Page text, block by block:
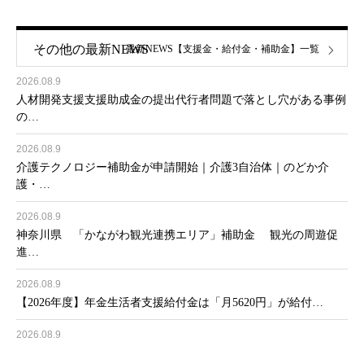
その他の最新NEWS
2026.08.9
人材開発支援支援助成金の提出代行者問題で落とし穴がある事例
の…
2026.08.9
介護テクノロジー補助金が申請開始｜介護3自治体｜のどか介
護・…
2026.08.9
神奈川県 「かながわ観光連携エリア」補助金 観光の周遊促
進…
2026.08.9
【2026年度】年金生活者支援給付金は「月5620円」が給付…
2026.08.9
最新NEWS【支援金・給付金・補助金】一覧